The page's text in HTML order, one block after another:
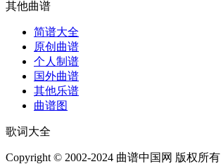
其他曲谱
简谱大全
原创曲谱
个人制谱
国外曲谱
其他乐谱
曲谱图
歌词大全
Copyright © 2002-2024 曲谱中国网 版权所有